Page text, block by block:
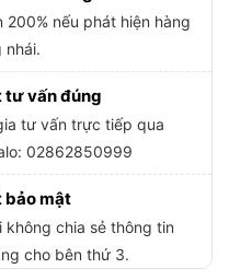
200% nếu phát hiện hàng
nhái.
tư vấn đúng
tư vấn trực tiếp qua
02862850999
bảo mật
không chia sẻ thông tin
cho bên thứ 3.